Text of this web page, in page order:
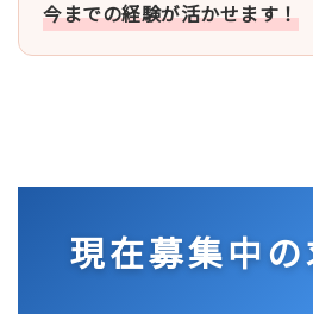
今までの経験が活かせます！
現在募集中